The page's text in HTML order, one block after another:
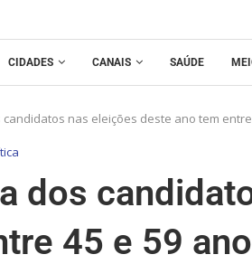
CIDADES CANAIS SAÚDE
nas eleições deste ano tem
dos
45 e 59